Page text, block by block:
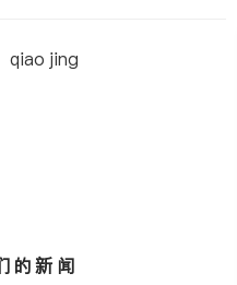
qiao jing
的新闻